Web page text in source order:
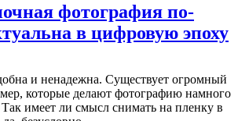
фотография по-
в цифровую эпоху
и ненадежна. Существует огромный
которые делают фотографию намного
имеет ли смысл снимать на пленку в